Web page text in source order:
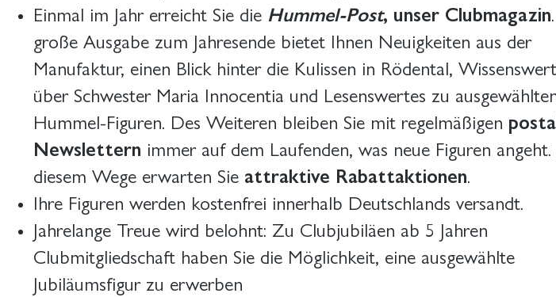
Einmal im Jahr erreicht Sie die Hummel-Post, unser Clubmagazin
große Ausgabe zum Jahresende bietet Ihnen Neuigkeiten aus der
Manufaktur, einen Blick hinter die Kulissen in Rödental,
über Schwester Maria Innocentia und Lesenswertes zu
Hummel-Figuren. Des Weiteren bleiben Sie mit regelmäßigen
Newslettern immer auf dem Laufenden, was neue Figuren
diesem Wege erwarten Sie attraktive Rabattaktionen.
Ihre Figuren werden kostenfrei innerhalb Deutschlands versandt.
Jahrelange Treue wird belohnt: Zu Clubjubiläen ab 5 Jahren
Clubmitgliedschaft haben Sie die Möglichkeit, eine ausgewählte
Jubiläumsfigur zu erwerben